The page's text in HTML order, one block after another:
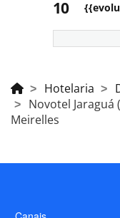
Hotelaria
Novotel Jaraguá
Meirelles